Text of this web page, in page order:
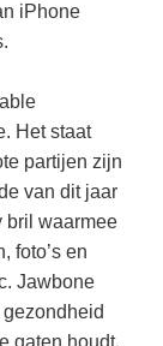
iPhone
Het staat
partijen zijn
van dit jaar
bril waarmee
foto’s en
Jawbone
gaten houdt.